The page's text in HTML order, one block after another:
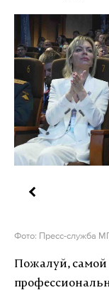
Фото: Пресс-служба
Пожалуй, самой